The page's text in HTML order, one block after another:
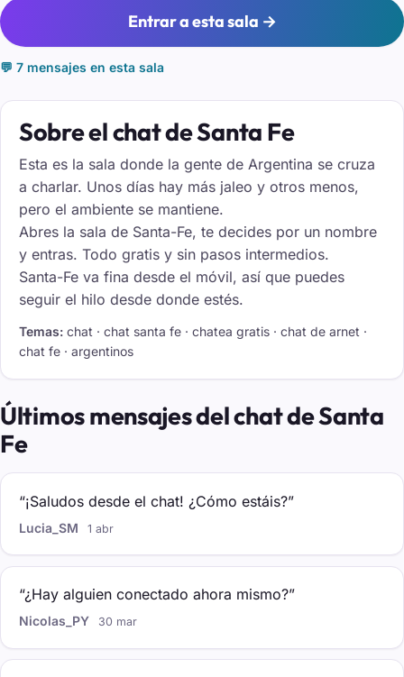
Entrar a esta sala →
💬 7 mensajes en esta sala
Sobre el chat de Santa Fe
Esta es la sala donde la gente de Argentina se cruza
a charlar. Unos días hay más jaleo y otros menos,
pero el ambiente se mantiene.
Abres la sala de Santa-Fe, te decides por un nombre
y entras. Todo gratis y sin pasos intermedios.
Santa-Fe va fina desde el móvil, así que puedes
seguir el hilo desde donde estés.
Temas: chat · chat santa fe · chatea gratis · chat de arnet ·
chat fe · argentinos
Últimos mensajes del chat de Santa
Fe
“¡Saludos desde el chat! ¿Cómo estáis?”
Lucia_SM 1 abr
“¿Hay alguien conectado ahora mismo?”
Nicolas_PY 30 mar